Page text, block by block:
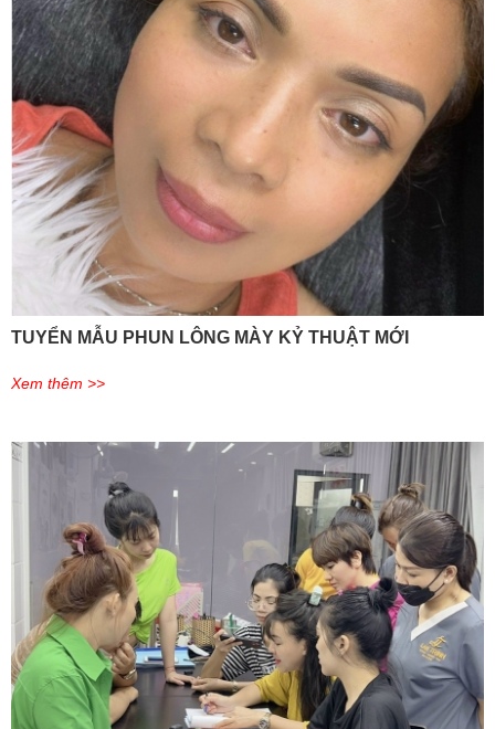
TUYỂN MẪU PHUN LÔNG MÀY KỶ THUẬT MỚI
Xem thêm >>